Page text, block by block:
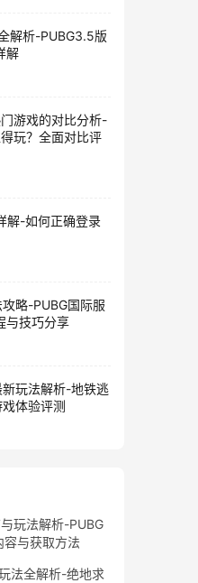
解析-PUBG3.5版
解
游戏的对比分析-
玩？全面对比评
解-如何正确登录
略-PUBG国际服
与技巧分享
玩法解析-地铁逃
体验评测
玩法解析-PUBG
与获取方法
法全解析-绝地求